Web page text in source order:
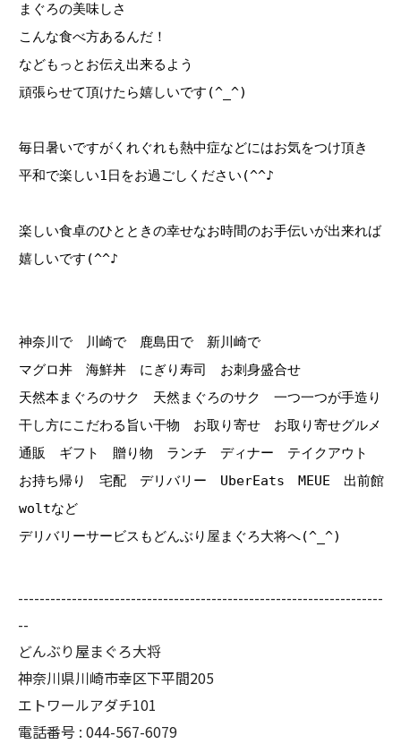
まぐろの美味しさ
こんな食べ方あるんだ！
などもっとお伝え出来るよう
頑張らせて頂けたら嬉しいです(^_^)
毎日暑いですがくれぐれも熱中症などにはお気をつけ頂き
平和で楽しい1日をお過ごしください(^^♪
楽しい食卓のひとときの幸せなお時間のお手伝いが出来れば
嬉しいです(^^♪
神奈川で 川崎で 鹿島田で 新川崎で
マグロ丼 海鮮丼 にぎり寿司 お刺身盛合せ
天然本まぐろのサク 天然まぐろのサク 一つ一つが手造り
干し方にこだわる旨い干物 お取り寄せ お取り寄せグルメ
通販 ギフト 贈り物 ランチ ディナー テイクアウト
お持ち帰り 宅配 デリバリー UberEats MEUE 出前館
woltなど
デリバリーサービスもどんぶり屋まぐろ大将へ(^_^)
--------------------------------------------------------------------
--
どんぶり屋まぐろ大将
神奈川県川崎市幸区下平間205
エトワールアダチ101
電話番号 : 044-567-6079